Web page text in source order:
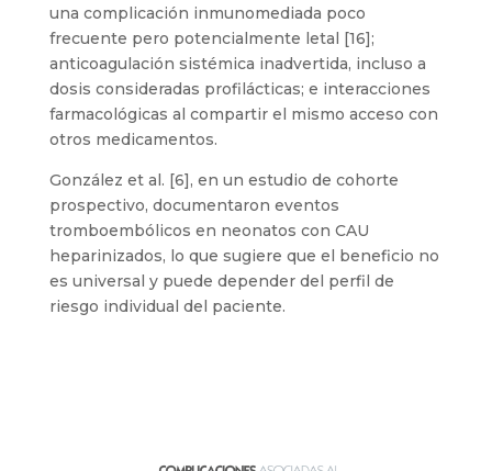
una complicación inmunomediada poco
frecuente pero potencialmente letal [16];
anticoagulación sistémica inadvertida, incluso a
dosis consideradas profilácticas; e interacciones
farmacológicas al compartir el mismo acceso con
otros medicamentos.
González et al. [6], en un estudio de cohorte
prospectivo, documentaron eventos
tromboembólicos en neonatos con CAU
heparinizados, lo que sugiere que el beneficio no
es universal y puede depender del perfil de
riesgo individual del paciente.